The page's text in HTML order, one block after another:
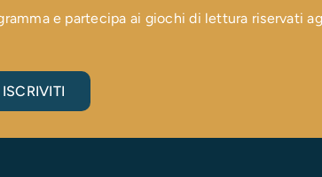
e partecipa ai giochi di lettura riservati
ISCRIVITI